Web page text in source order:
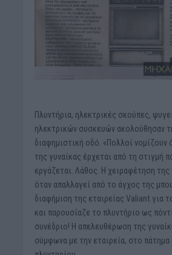
Πλυντήρια, ηλεκτρικές σκούπες,
ηλεκτρικών συσκευών ακολούθησαν
διαφημιστική οδό. «Πολλοί νομίζουν
της γυναίκας έρχεται από τη στιγμή
εργάζεται. Λάθος. Η χειραφέτηση της
όταν απαλλαγεί από το άγχος της
διαφήμιση της εταιρείας Valiant για
και παρουσίαζε το πλυντήριο ως
συνέδριο! Η απελευθέρωση της
σύμφωνα με την εταιρεία, στο πάτημα